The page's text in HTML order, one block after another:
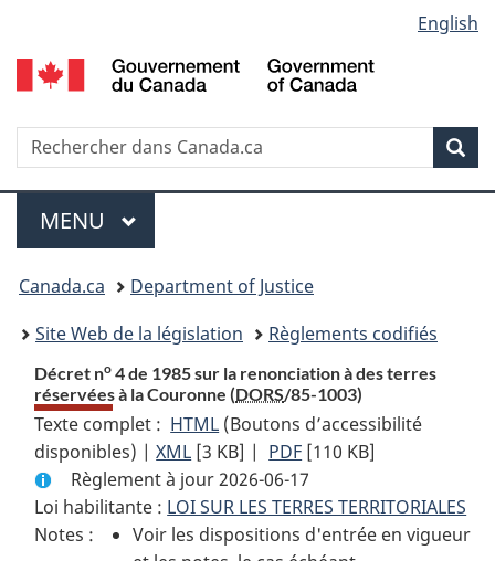
au
contenu
propos
de
la
HTML
simplifiée
selection
English
Recherche
Menu
MENU PRINCIPAL
You
are
here:
Canada.ca
Department of Justice
Site Web de la législation
Règlements codifiés
Décret no 4 de 1985 sur la renonciation à des terres
réservées à la Couronne (DORS/85-1003)
Texte complet : HTML Texte
complet
:
Décret
no
(Boutons d’accessibilité
disponibles) |XML Texte
complet
:
Décret
o
[3 KB] | PDF Texte
complet
:
Décret
o
[110 KB]
Règlement à jour 2026-06-17
Loi habilitante : LOI SUR LES TERRES TERRITORIALES
Notes :
Voir les dispositions d'entrée en vigueur